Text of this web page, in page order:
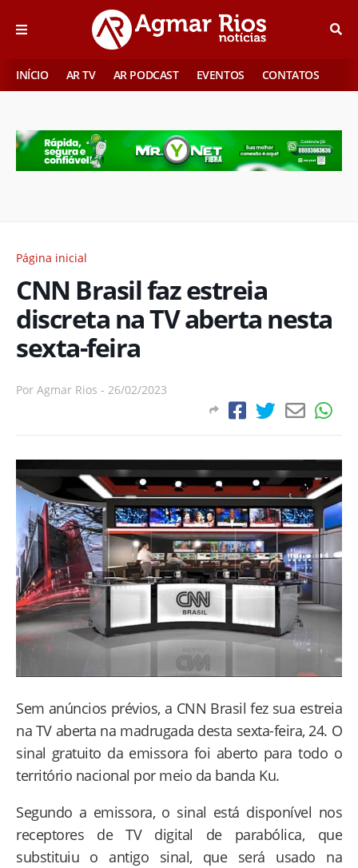
INÍCIO AR TV AR PODCAST EVENTOS CONTATOS
Página inicial
CNN Brasil faz estreia
discreta na TV aberta nesta
sexta-feira
Por Agmar Rios - 26/02/2023
Sem anúncios prévios, a CNN Brasil fez sua estreia
na TV aberta na madrugada desta sexta-feira, 24. O
sinal gratuito da emissora foi aberto para todo o
território nacional por meio da banda Ku.
Segundo a emissora, o sinal está disponível nos
receptores de TV digital de parabólica, que
substituiu o antigo sinal, que será usado na